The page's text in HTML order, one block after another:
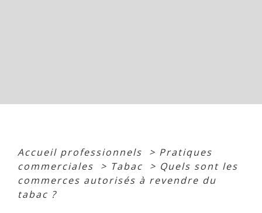
Accueil professionnels > Pratiques
commerciales
> Tabac > Quels sont les
commerces autorisés à revendre du
tabac ?